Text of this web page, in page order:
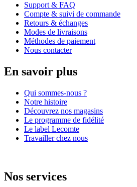
Support & FAQ
Compte & suivi de commande
Retours & échanges
Modes de livraisons
Méthodes de paiement
Nous contacter
En savoir plus
Qui sommes-nous ?
Notre histoire
Découvrez nos magasins
Le programme de fidélité
Le label Lecomte
Travailler chez nous
Nos services